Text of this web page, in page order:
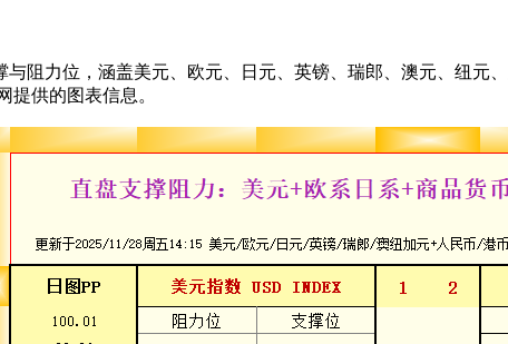
阻力位，涵盖美元、欧元、日元、英镑、瑞郎、澳元、纽元
提供的图表信息。